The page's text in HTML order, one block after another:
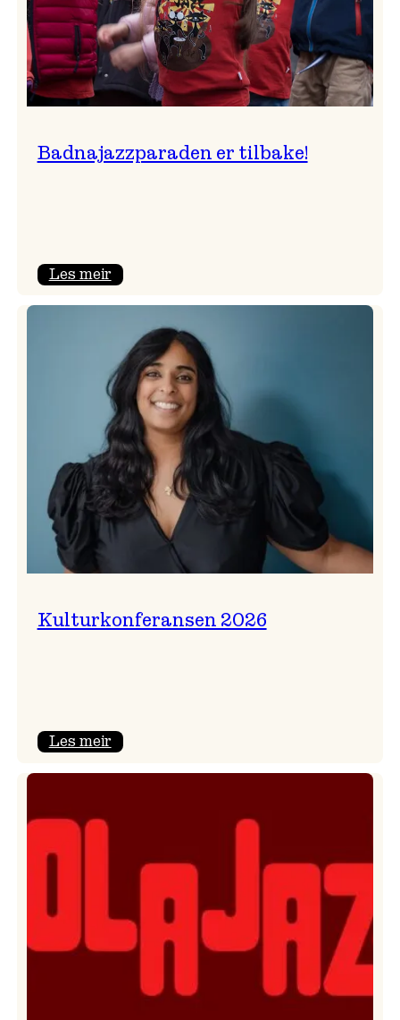
Badnajazzparaden er tilbake!
Les meir:
tilbake!
Kulturkonferansen 2026
Les meir: